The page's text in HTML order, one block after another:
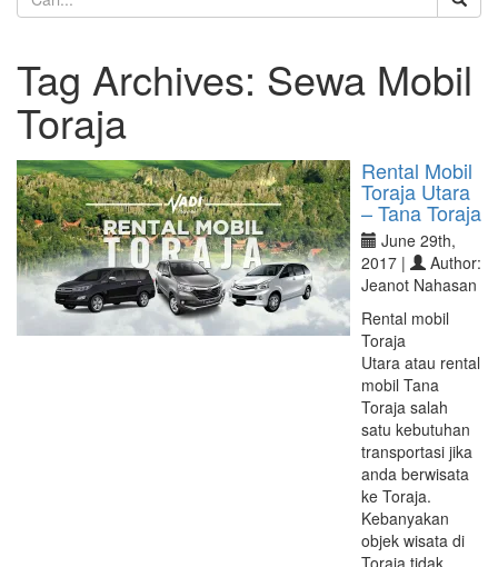
Tag Archives: Sewa Mobil
Toraja
Rental Mobil
Toraja Utara
– Tana Toraja
June 29th,
2017 |
Author:
Jeanot Nahasan
Rental mobil
Toraja
Utara atau rental
mobil Tana
Toraja salah
satu kebutuhan
transportasi jika
anda berwisata
ke Toraja.
Kebanyakan
objek wisata di